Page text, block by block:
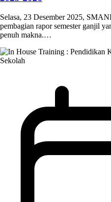
Selasa, 23 Desember 2025,
pembagian rapor semester ganjil
penuh makna.…
Sekolah